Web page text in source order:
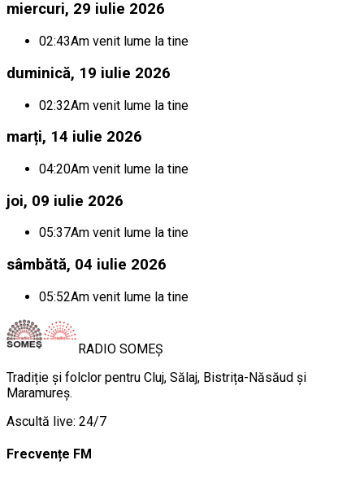
miercuri, 29 iulie 2026
02:43Am venit lume la tine
duminică, 19 iulie 2026
02:32Am venit lume la tine
marți, 14 iulie 2026
04:20Am venit lume la tine
joi, 09 iulie 2026
05:37Am venit lume la tine
sâmbătă, 04 iulie 2026
05:52Am venit lume la tine
RADIO SOMEȘ
Tradiție și folclor pentru Cluj, Sălaj, Bistrița-Năsăud și
Maramureș.
Ascultă live: 24/7
Frecvențe FM